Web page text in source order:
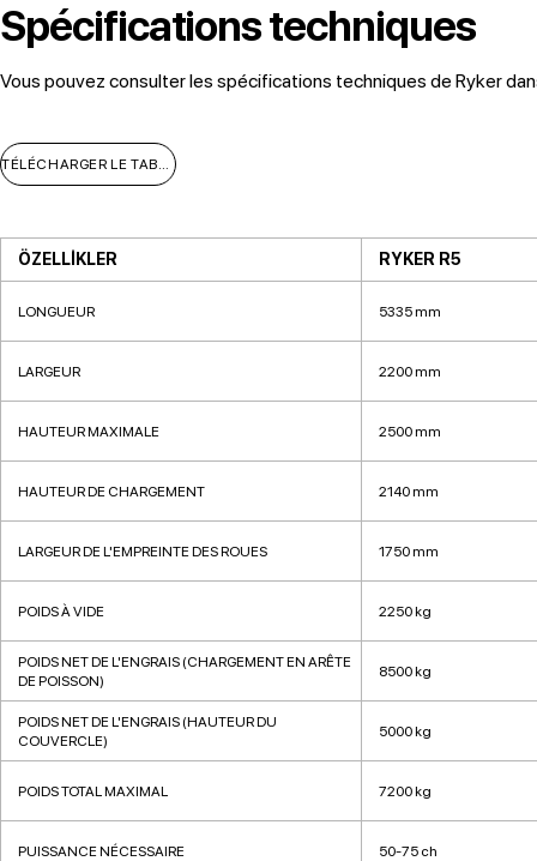
Spécifications techniques
Vous pouvez consulter les spécifications techniques de Ryker
TÉLÉCHARGER LE TABLEAU
ÖZELLİKLER RYKER R5
LONGUEUR 5335 mm
LARGEUR 2200 mm
HAUTEUR MAXIMALE 2500 mm
HAUTEUR DE CHARGEMENT 2140 mm
LARGEUR DE L'EMPREINTE DES ROUES 1750 mm
POIDS À VIDE 2250 kg
POIDS NET DE L'ENGRAIS (CHARGEMENT EN ARÊTE
DE POISSON)
8500 kg
POIDS NET DE L'ENGRAIS (HAUTEUR DU
COUVERCLE)
5000 kg
POIDS TOTAL MAXIMAL 7200 kg
PUISSANCE NÉCESSAIRE 50-75 ch